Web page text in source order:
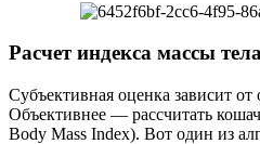
Расчет индекса массы
Субъективная оценка зависит
Объективнее — рассчитать
Body Mass Index). Вот один из